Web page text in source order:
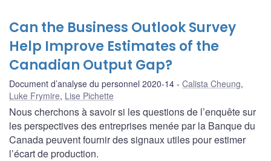
Can the Business Outlook Survey
Help Improve Estimates of the
Canadian Output Gap?
Document d’analyse du personnel 2020-14 Calista Cheung,
Luke Frymire, Lise Pichette
Nous cherchons à savoir si les questions de l’enquête sur
les perspectives des entreprises menée par la Banque du
Canada peuvent fournir des signaux utiles pour estimer
l’écart de production.